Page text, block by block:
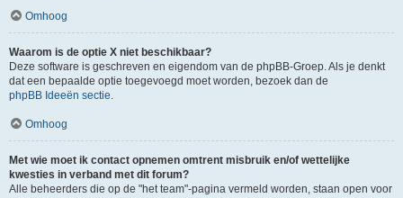
Omhoog
Waarom is de optie X niet beschikbaar?
Deze software is geschreven en eigendom van de phpBB-Groep. Als je denkt
dat een bepaalde optie toegevoegd moet worden, bezoek dan de
phpBB Ideeën sectie.
Omhoog
Met wie moet ik contact opnemen omtrent misbruik en/of wettelijke
kwesties in verband met dit forum?
Alle beheerders die op de "het team"-pagina vermeld worden, staan open voor